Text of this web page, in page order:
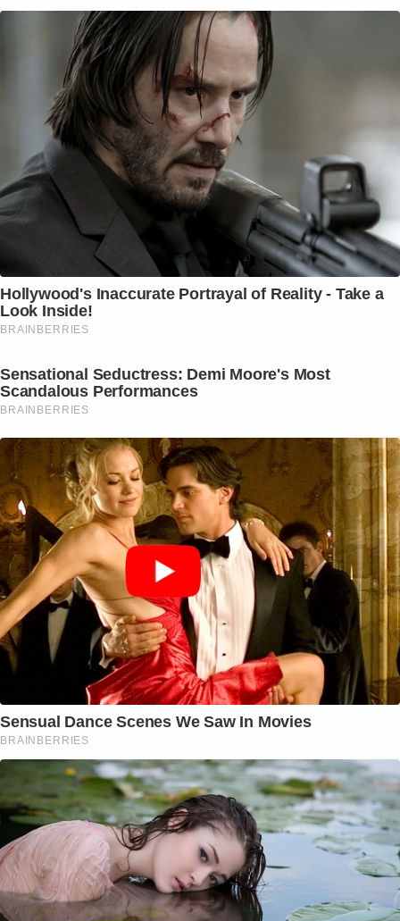
Hollywood's Inaccurate Portrayal of Reality - Take a
Look Inside!
BRAINBERRIES
Sensational Seductress: Demi Moore's Most
Scandalous Performances
BRAINBERRIES
Sensual Dance Scenes We Saw In Movies
BRAINBERRIES